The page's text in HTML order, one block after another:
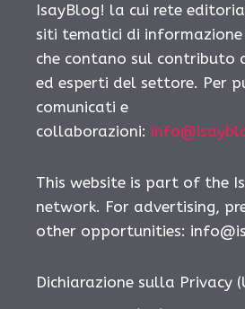
IsayBlog! la cui rete
siti tematici di
che contano sul contributo
ed esperti del settore. Per
comunicati e
collaborazioni:
This website is part of the
network. For advertising,
other opportunities:
Dichiarazione sulla Privacy